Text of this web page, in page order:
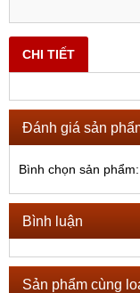
CHI TIẾT
Đánh giá sản
Bình chọn sản phẩm:
Bình luận
Sản phẩm cùng